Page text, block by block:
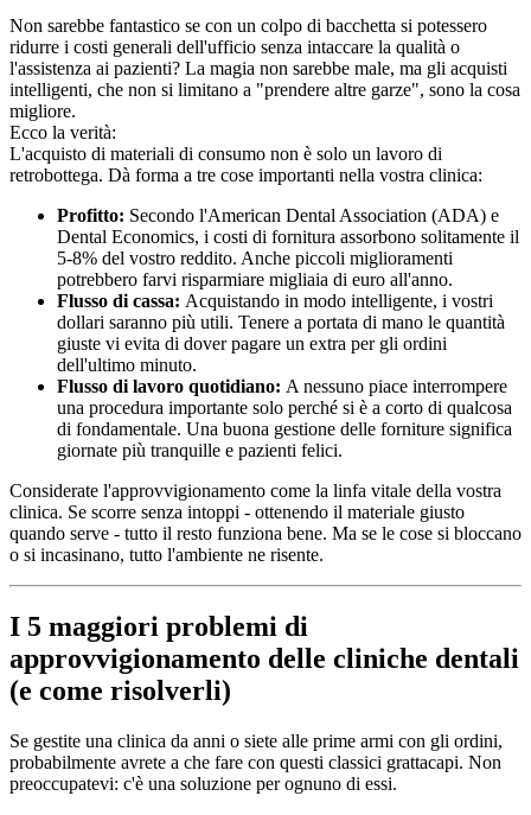
Non sarebbe fantastico se con un colpo di bacchetta si potessero
ridurre i costi generali dell'ufficio senza intaccare la qualità o
l'assistenza ai pazienti? La magia non sarebbe male, ma gli acquisti
intelligenti, che non si limitano a "prendere altre garze", sono la cosa
migliore.
Ecco la verità:
L'acquisto di materiali di consumo non è solo un lavoro di
retrobottega. Dà forma a tre cose importanti nella vostra clinica:
Profitto: Secondo l'American Dental Association (ADA) e
Dental Economics, i costi di fornitura assorbono solitamente il
5-8% del vostro reddito. Anche piccoli miglioramenti
potrebbero farvi risparmiare migliaia di euro all'anno.
Flusso di cassa: Acquistando in modo intelligente, i vostri
dollari saranno più utili. Tenere a portata di mano le quantità
giuste vi evita di dover pagare un extra per gli ordini
dell'ultimo minuto.
Flusso di lavoro quotidiano: A nessuno piace interrompere
una procedura importante solo perché si è a corto di qualcosa
di fondamentale. Una buona gestione delle forniture significa
giornate più tranquille e pazienti felici.
Considerate l'approvvigionamento come la linfa vitale della vostra
clinica. Se scorre senza intoppi - ottenendo il materiale giusto
quando serve - tutto il resto funziona bene. Ma se le cose si bloccano
o si incasinano, tutto l'ambiente ne risente.
I 5 maggiori problemi di
approvvigionamento delle cliniche dentali
(e come risolverli)
Se gestite una clinica da anni o siete alle prime armi con gli ordini,
probabilmente avrete a che fare con questi classici grattacapi. Non
preoccupatevi: c'è una soluzione per ognuno di essi.